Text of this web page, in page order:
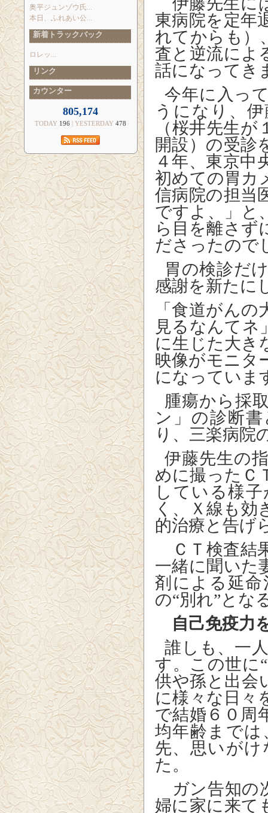
東病院を定年
れてからも）
査と逆流によ
話になってき
今年に入っ
うになり、
（桜井先生
開設）の受診
４年、東京中
初めての胃カ
信病院の担当
ですよ、」と
ら目を離さず
ださったので
胃の検診だ
感謝を新たに
「食道がん
見るなんてネ
に生じた大き
映像がモニタ
になっていま
腫瘍から採
ン」の診断
り、三楽病院
伊藤先生の
めに撮ったＣ
している様
く、Ｘ線も効
的治療と告げ
ＣＴ検査結
一緒に聞いた
剤による延
の“別れ”とな
自己免疫力
誰しも、一
す。この世に
供や孫と出会
に様々な日々
で結婚６０周
均年齢まで
先、思いが
た。
ガン告知の
婦に家に来て
奥平ジュンゾウ氏...
本日、ふれあい公...
新着トラックバック
ロレッ...
リンク
カウンター
805,174
TODAY 196| YESTERDAY 478